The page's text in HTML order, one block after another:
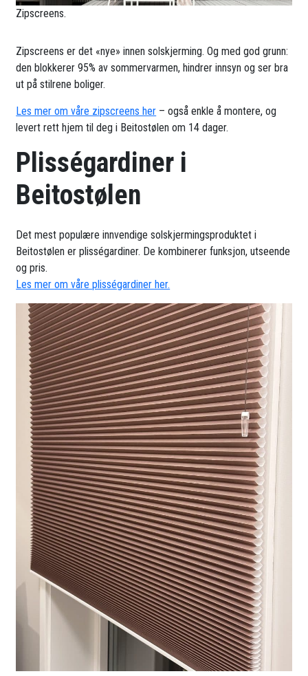
Zipscreens.
Zipscreens er det «nye» innen solskjerming. Og med god grunn:
den blokkerer 95% av sommervarmen, hindrer innsyn og ser bra
ut på stilrene boliger.
Les mer om våre zipscreens her – også enkle å montere, og
levert rett hjem til deg i Beitostølen om 14 dager.
Plisségardiner i
Beitostølen
Det mest populære innvendige solskjermingsproduktet i
Beitostølen er plisségardiner. De kombinerer funksjon, utseende
og pris.
Les mer om våre plisségardiner her.